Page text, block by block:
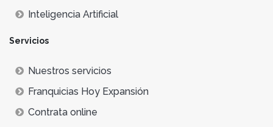
Inteligencia Artificial
Servicios
Nuestros servicios
Franquicias Hoy Expansión
Contrata online